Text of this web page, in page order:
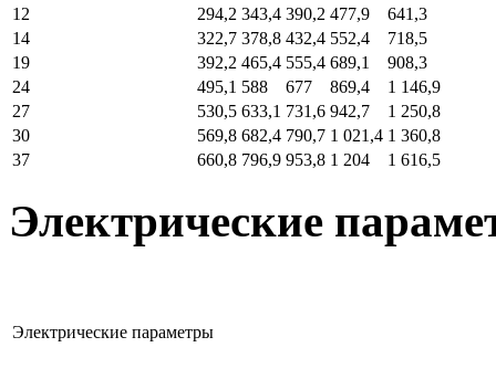
12
294,2 343,4 390,2 477,9
641,3
14
322,7 378,8 432,4 552,4
718,5
19
392,2 465,4 555,4 689,1
908,3
24
495,1 588 677 869,4
1 146,9
27
530,5 633,1 731,6 942,7
1 250,8
30
569,8 682,4 790,7 1 021,4 1 360,8
37
660,8 796,9 953,8 1 204 1 616,5
Электрические
Электрические параметры